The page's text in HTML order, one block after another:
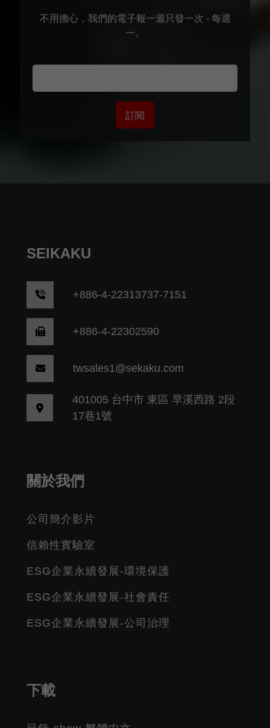
不用擔心，我們的電子報一週只發一次 - 每週
一。
訂閱
SEIKAKU
+886-4-22313737-7151
+886-4-22302590
twsales1@sekaku.com
401005 台中市 東區 旱溪西路 2段
17巷1號
關於我們
公司簡介影片
信賴性實驗室
ESG企業永續發展-環境保護
ESG企業永續發展-社會責任
ESG企業永續發展-公司治理
下載